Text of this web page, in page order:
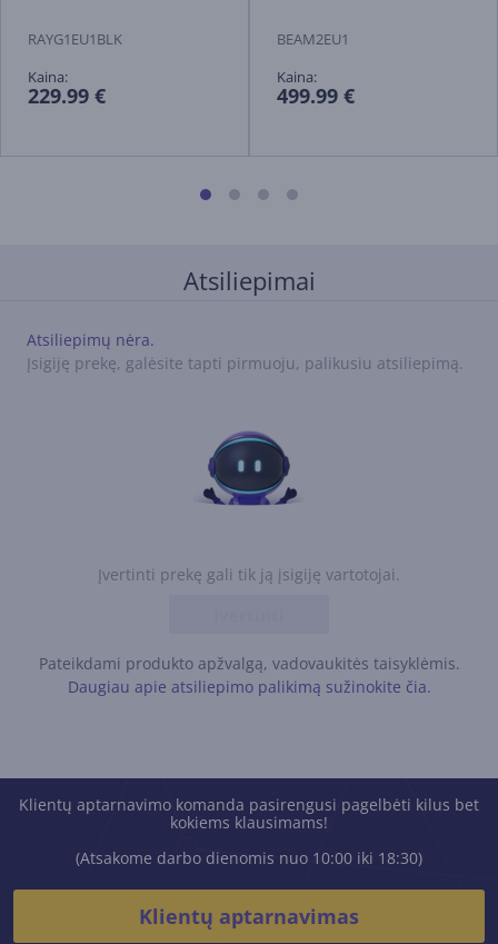
RAYG1EU1BLK
Kaina:
229.99 €
BEAM2EU1
Kaina:
499.99 €
Atsiliepimai
Įvertinti prekę gali tik ją įsigiję vartotojai.
Pateikdami produkto apžvalgą, vadovaukitės taisyklėmis.
Daugiau apie atsiliepimo palikimą sužinokite čia.
Atsiliepimų nėra.
Įsigiję prekę, galėsite tapti pirmuoju, palikusiu atsiliepimą.
Klientų aptarnavimo komanda pasirengusi pagelbėti kilus bet
kokiems klausimams!
(Atsakome darbo dienomis nuo 10:00 iki 18:30)
Klientų aptarnavimas